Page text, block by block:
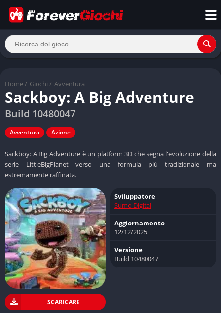
Home / Giochi / Avventura
Sackboy: A Big Adventure
Build 10480047
Avventura Azione
Sackboy: A Big Adventure è un platform 3D che segna l'evoluzione della
serie LittleBigPlanet verso una formula più tradizionale ma
estremamente raffinata.
SCARICARE
Sviluppatore
Sumo Digital
Aggiornamento
12/12/2025
Versione
Build 10480047